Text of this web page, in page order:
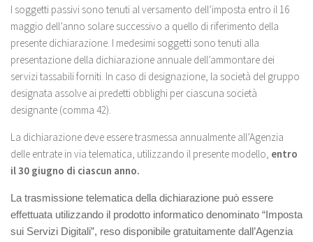
I soggetti passivi sono tenuti al versamento dell’imposta entro il 16
maggio dell’anno solare successivo a quello di riferimento della
presente dichiarazione. I medesimi soggetti sono tenuti alla
presentazione della dichiarazione annuale dell’ammontare dei
servizi tassabili forniti. In caso di designazione, la società del gruppo
designata assolve ai predetti obblighi per ciascuna società
designante (comma 42).
La dichiarazione deve essere trasmessa annualmente all’Agenzia
delle entrate in via telematica, utilizzando il presente modello, entro
il 30 giugno di ciascun anno.
La trasmissione telematica della dichiarazione può essere
effettuata utilizzando il prodotto informatico denominato “Imposta
sui Servizi Digitali”, reso disponibile gratuitamente dall’Agenzia